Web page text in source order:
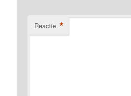
Reactie *